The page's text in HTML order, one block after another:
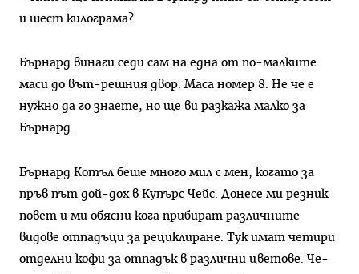
и шест килограма?
Бърнард винаги седи сам на една от по-малките
маси до вът-решния двор. Маса номер 8. Не че е
нужно да го знаете, но ще ви разкажа малко за
Бърнард.
Бърнард Котъл беше много мил с мен, когато за
пръв път дой-дох в Купърс Чейс. Донесе ми резник
повет и ми обясни кога прибират различните
видове отпадъци за рециклиране. Тук имат четири
отделни кофи за отпадък в различни цветове. Че-